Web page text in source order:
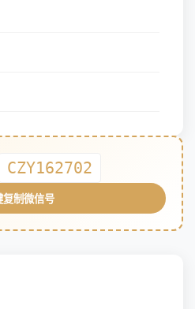
CZY162702
复制微信号